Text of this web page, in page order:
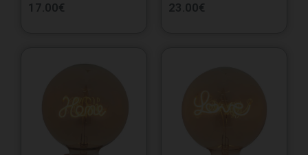
17.00€
23.00€